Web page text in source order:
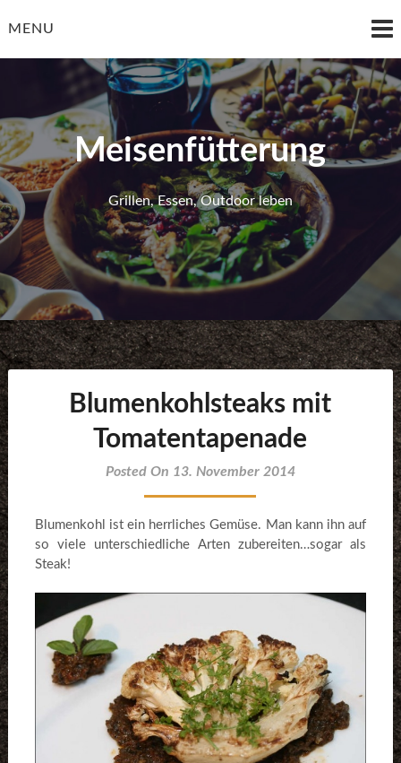
toMENU
Meisenfütterung
Grillen, Essen, Outdoor leben
Blumenkohlsteaks mit
Tomatentapenade
Posted On 13. November 2014
Blumenkohl ist ein herrliches Gemüse. Man kann ihn auf
so viele unterschiedliche Arten zubereiten…sogar als
Steak!